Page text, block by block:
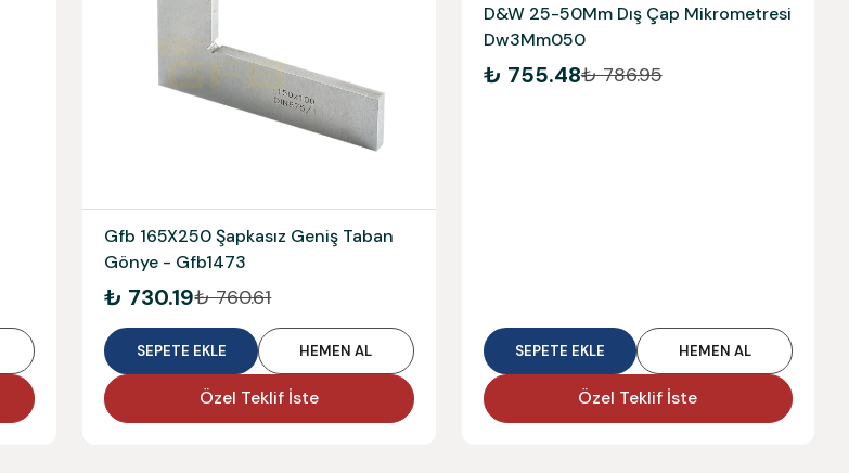
Gfb 165X250 Şapkasız Geniş Taban
Gönye - Gfb1473
₺ 730.19₺ 760.61
SEPETE EKLE HEMEN AL
Özel Teklif İste
D&W 25-50Mm Dış Çap Mikrometresi
Dw3Mm050
₺ 755.48₺ 786.95
SEPETE EKLE HEMEN AL
Özel Teklif İste